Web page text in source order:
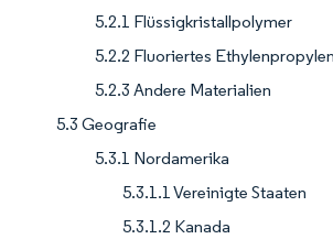
5.2.1 Flüssigkristallpolymer
5.2.2 Fluoriertes Ethylenpropylen
5.2.3 Andere Materialien
5.3 Geografie
5.3.1 Nordamerika
5.3.1.1 Vereinigte Staaten
5.3.1.2 Kanada